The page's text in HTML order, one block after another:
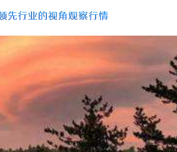
业的真实面貌与服务优势
2026-08-05
真相的隐秘守护者
2026-08-05
专业调查服务与行业现状详细解析
2026-
先行业的视角观察行情
先行业的视角观察行情